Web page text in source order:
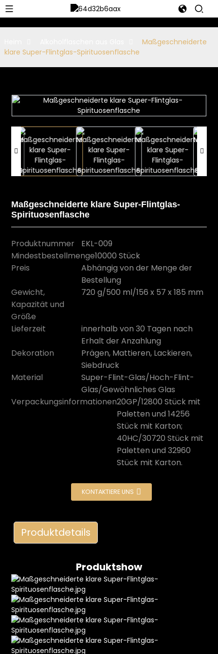
Maßgeschneiderte
klare Super-Flintglas-Spirituosenflasche
Maßgeschneiderte klare Super-Flintglas-
Spirituosenflasche
Produktnummer
EKL-009
Mindestbestellmenge10000 Stück
Preis
Abhängig von der Menge der
Bestellung
Gewicht,
Kapazität und
Größe
720 g/500 ml/156 x 57 x 185 mm
Lieferzeit
innerhalb von 30 Tagen nach
Erhalt der Anzahlung
Dekoration
Prägen, Mattieren, Lackieren,
Siebdruck
Material
Super-Flint-Glas/Hoch-Flint-
Glas/Gewöhnliches Glas
Verpackungsinformationen20GP/12800 Stück mit
Paletten und 14256
Stück mit Karton;
40HC/30720 Stück mit
Paletten und 32960
Stück mit Karton.
KONTAKTIERE UNS
Produktdetails
Produktshow